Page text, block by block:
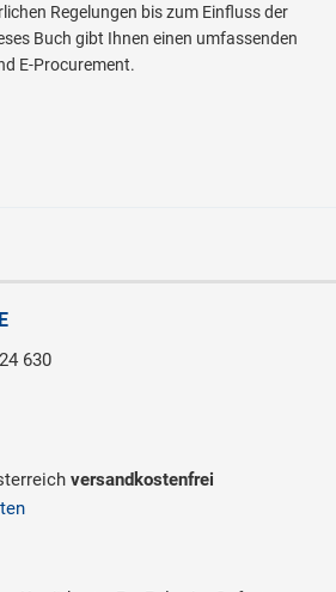
Regelungen bis zum Einfluss der
Buch gibt Ihnen einen umfassenden
E-Procurement.
630
versandkostenfrei